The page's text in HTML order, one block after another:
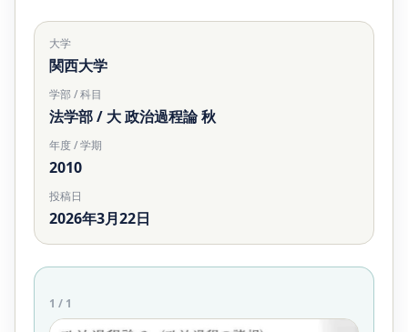
大学
関西大学
学部 / 科目
法学部 / 大 政治過程論 秋
年度 / 学期
2010
投稿日
2026年3月22日
1 / 1